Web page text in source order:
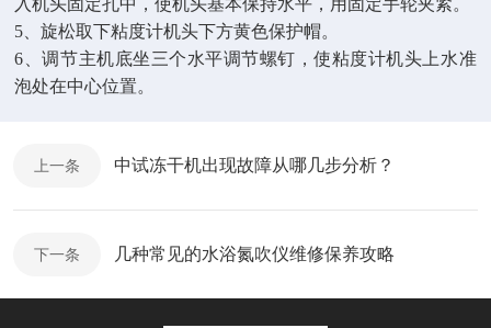
入机头固定孔中，使机头基本保持水平，用固定手轮夹紧。
5 、旋松取下粘度计机头下方黄色保护帽。
6 、调节主机底坐三个水平调节螺钉，使粘度计机头上水准
泡处在中心位置。
上一条 中试冻干机出现故障从哪几步分析？
下一条 几种常见的水浴氮吹仪维修保养攻略